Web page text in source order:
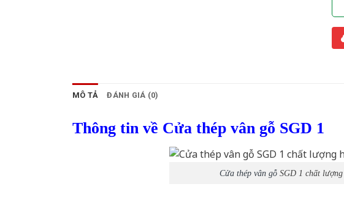
MÔ TẢ ĐÁNH GIÁ (0)
Thông tin về Cửa thép vân gỗ SGD 1
Cửa thép vân gỗSGD 1 chất lượng